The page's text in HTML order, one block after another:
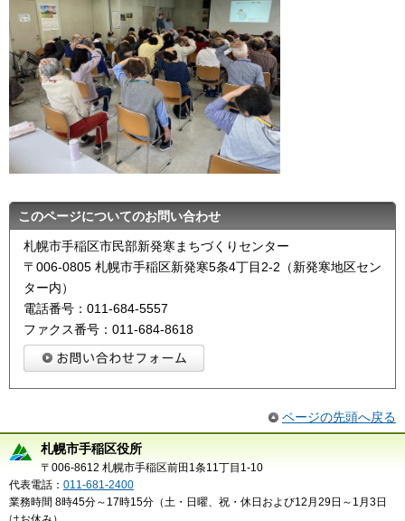
このページについてのお問い合わせ
札幌市手稲区市民部新発寒まちづくりセンター
〒006-0805 札幌市手稲区新発寒5条4丁目2-2（新発寒地区セン
ター内）
電話番号：011-684-5557
ファクス番号：011-684-8618
ページの先頭へ戻る
札幌市手稲区役所
〒006-8612 札幌市手稲区前田1条11丁目1-10
代表電話： 011-681-2400
業務時間 8時45分～17時15分（土・日曜、祝・休日および12月29日～1月3日